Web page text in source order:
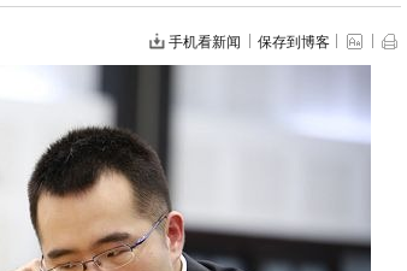
手机看新闻 保存到博客